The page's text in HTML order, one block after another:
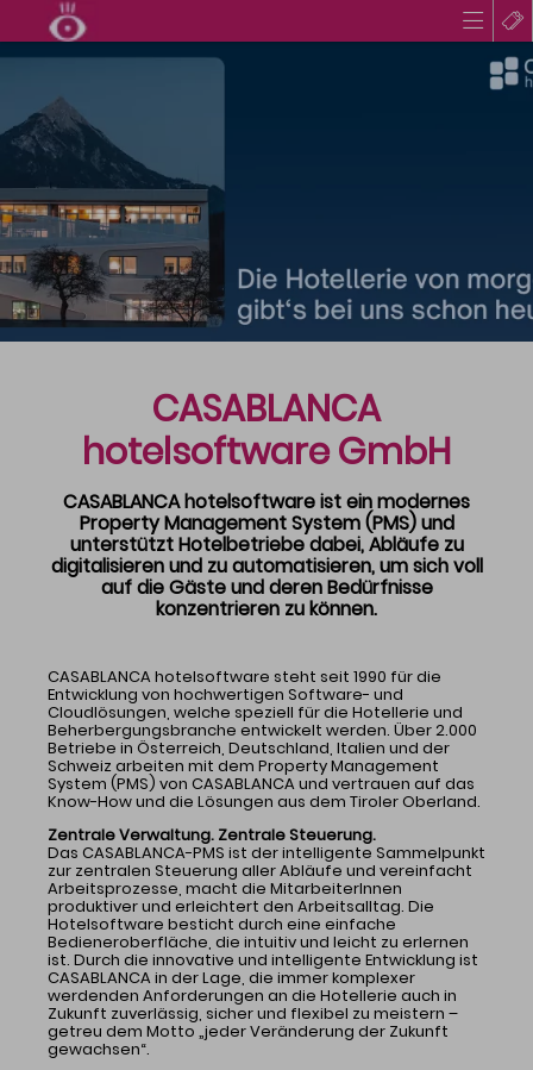
KONZEPT
Hintergrund & Ziel
Organisatoren
Location & Parken
PROGRAMM
Inhalte & Speaker
Programm & Zeitplanung
Aktuelle Partner
Partnerschaft
AWARD
Jury
Kriterien & Bewerbung
Die Gewinner
E-Mail Tel.: 08327 9210
CASABLANCA
hotelsoftware GmbH
CASABLANCA hotelsoftware ist ein modernes
Property Management System (PMS) und
unterstützt Hotelbetriebe dabei, Abläufe zu
digitalisieren und zu automatisieren, um sich voll
auf die Gäste und deren Bedürfnisse
konzentrieren zu können.
CASABLANCA hotelsoftware steht seit 1990 für die
Entwicklung von hochwertigen Software- und
Cloudlösungen, welche speziell für die Hotellerie und
Beherbergungsbranche entwickelt werden. Über 2.000
Betriebe in Österreich, Deutschland, Italien und der
Schweiz arbeiten mit dem Property Management
System (PMS) von CASABLANCA und vertrauen auf das
Know-How und die Lösungen aus dem Tiroler Oberland.
Zentrale Verwaltung. Zentrale Steuerung.
Das CASABLANCA-PMS ist der intelligente Sammelpunkt
zur zentralen Steuerung aller Abläufe und vereinfacht
Arbeitsprozesse, macht die MitarbeiterInnen
produktiver und erleichtert den Arbeitsalltag. Die
Hotelsoftware besticht durch eine einfache
Bedieneroberfläche, die intuitiv und leicht zu erlernen
ist. Durch die innovative und intelligente Entwicklung ist
CASABLANCA in der Lage, die immer komplexer
werdenden Anforderungen an die Hotellerie auch in
Zukunft zuverlässig, sicher und flexibel zu meistern –
getreu dem Motto „jeder Veränderung der Zukunft
gewachsen“.